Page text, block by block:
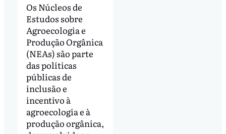
Os Núcleos de
Estudos sobre
Agroecologia e
Produção Orgânica
(NEAs) são parte
das políticas
públicas de
inclusão e
incentivo à
agroecologia e à
produção orgânica,